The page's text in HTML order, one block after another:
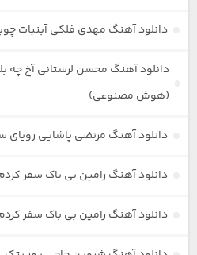
دانلود آهنگ مهدی فلکی آبنبات
دانلود آهنگ محسن لرستانی آخ چه
(هوش مصنوعی)
دانلود آهنگ مرتضی پاشایی رویای
دانلود آهنگ رامین بی باک سفر
دانلود آهنگ رامین بی باک سفر